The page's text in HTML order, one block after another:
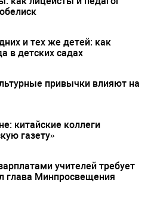
и тех же детей: как
в детских садах
привычки влияют на
китайские коллеги
газету»
учителей требует
глава Минпросвещения